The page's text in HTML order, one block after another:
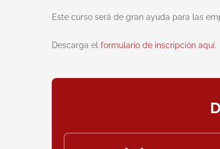
Este curso será de gran ayuda para las
Descarga el formulario de inscripción aquí.